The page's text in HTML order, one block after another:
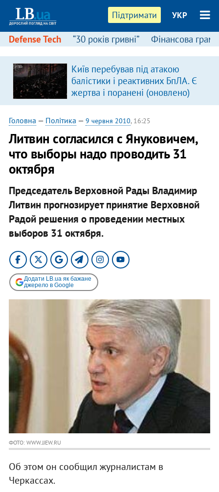
Підтримати УКР
Defense Tech “30 років гривні” Фінансова
Київ перебував під атакою
балістики і реактивних БпЛА. Є
жертва і поранені (оновлено)
Головна — Політика — 9 червня 2010, 16:25
Литвин согласился с Януковичем,
что выборы надо проводить 31
октября
Председатель Верховной Рады Владимир
Литвин прогнозирует принятие Верховной
Радой решения о проведении местных
выборов 31 октября.
Додати LB.ua як бажане
джерело в Google
ФОТО: WWW.JJEW.RU
Об этом он сообщил журналистам в
Черкассах.